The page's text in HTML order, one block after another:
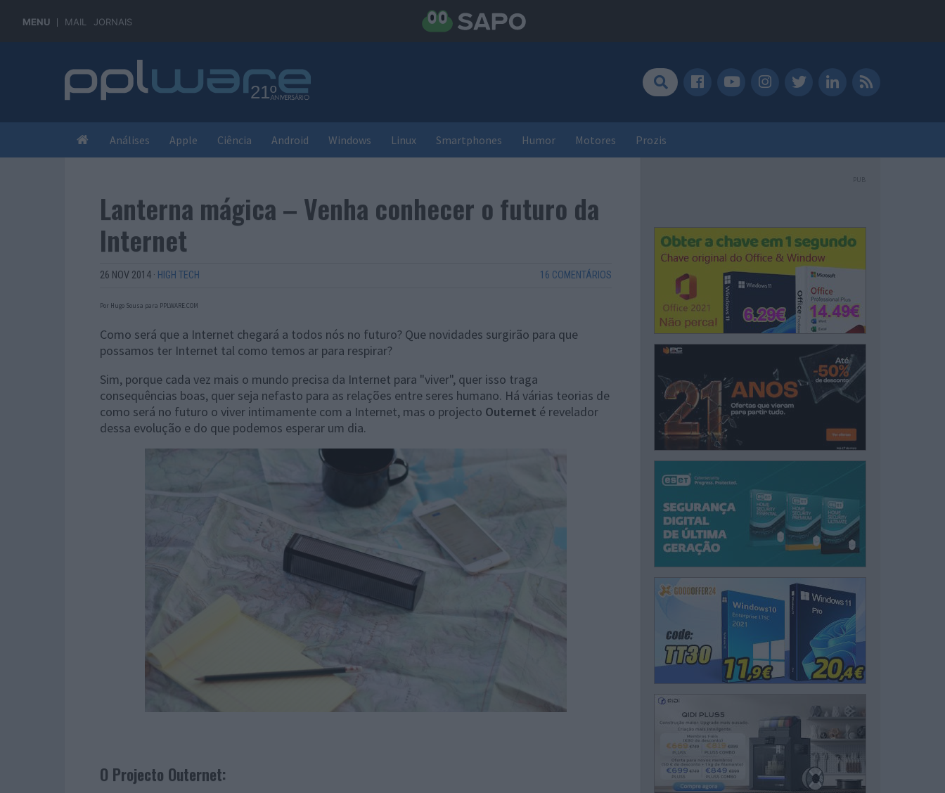
MENU MAIL JORNAIS
Análises Apple Ciência Android Windows Linux Smartphones Humor Motores Prozis
Lanterna mágica – Venha conhecer o futuro da
Internet
26 NOV 2014 · HIGH TECH 16 COMENTÁRIOS
Por Hugo Sousa para PPLWARE.COM
Como será que a Internet chegará a todos nós no futuro? Que novidades surgirão para que
possamos ter Internet tal como temos ar para respirar?
Sim, porque cada vez mais o mundo precisa da Internet para "viver", quer isso traga
consequências boas, quer seja nefasto para as relações entre seres humano. Há várias teorias de
como será no futuro o viver intimamente com a Internet, mas o projecto Outernet é revelador
dessa evolução e do que podemos esperar um dia.
O Projecto Outernet:
PUB